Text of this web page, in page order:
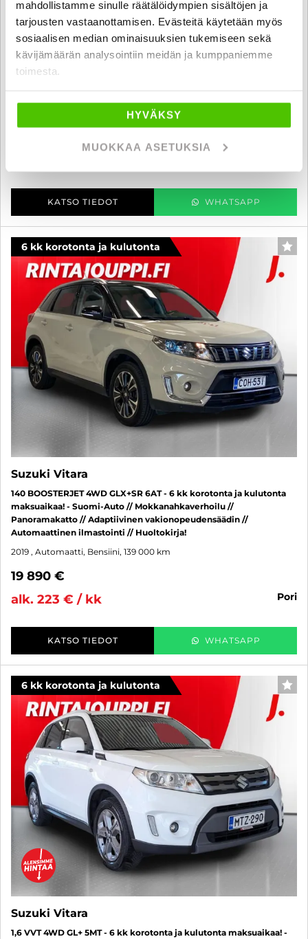
mahdollistamme sinulle räätälöidympien sisältöjen ja
tarjousten vastaanottamisen. Evästeitä käytetään myös
sosiaalisen median ominaisuuksien tukemiseen sekä
kävijämäärän analysointiin meidän ja kumppaniemme
toimesta.
HYVÄKSY
MUOKKAA ASETUKSIA
Suzuki Vitara
1,6 VVT 4WD GL+ 5MT - 6 kk korotonta ja kulutonta maksuaikaa! -
, Manuaali, Bensiini, 125 000 km
KATSO TIEDOT WHATSAPP
6 kk korotonta ja kulutonta
Suzuki Vitara
140 BOOSTERJET 4WD GLX+SR 6AT - 6 kk korotonta ja kulutonta
maksuaikaa! - Suomi-Auto // Mokkanahkaverhoilu //
Panoramakatto // Adaptiivinen vakionopeudensäädin //
Automaattinen ilmastointi // Huoltokirja!
2019 , Automaatti, Bensiini, 139 000 km
19 890 €
alk. 223 € / kk
pori
KATSO TIEDOT WHATSAPP
6 kk korotonta ja kulutonta
Suzuki Vitara
1,6 VVT 4WD GL+ 5MT - 6 kk korotonta ja kulutonta maksuaikaa! -